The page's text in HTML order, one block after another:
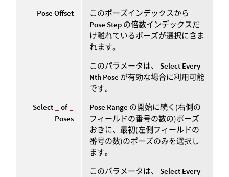
Pose Offset
このポーズインデックスから
Pose Step の倍数インデックスだ
け離れているポーズが選択に含ま
れます。
このパラメータは、 Select Every
Nth Pose が有効な場合に利用可能
です。
Select
of
Poses
Pose Range の開始に続く(右側の
フィールドの番号の数の)ポーズ
おきに、最初(左側フィールドの
番号の数)のポーズのみを選択し
ます。
このパラメータは、 Select Every